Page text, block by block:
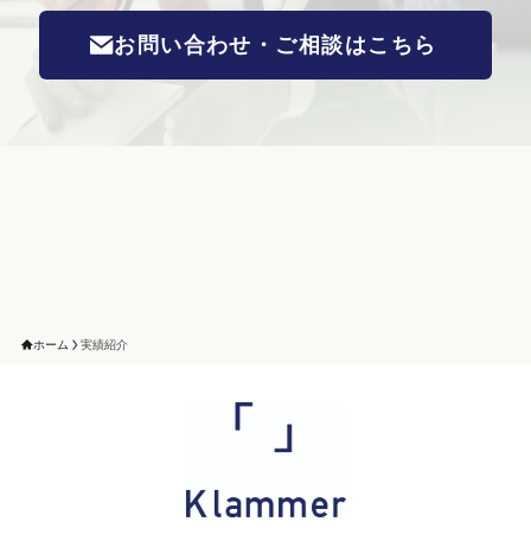
お問い合わせ・ご相談はこちら
ホーム 実績紹介